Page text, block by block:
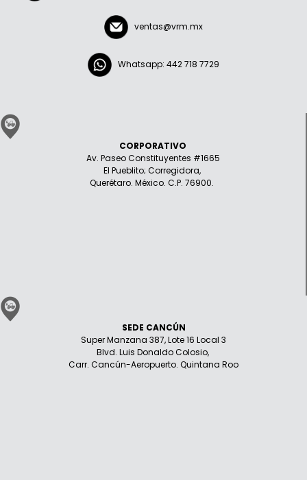
ventas@vrm.mx
Whatsapp: 442 718 7729
CORPORATIVO
Av. Paseo Constituyentes #1665
El Pueblito; Corregidora,
Querétaro. México. C.P. 76900.
SEDE CANCÚN
Super Manzana 387, Lote 16 Local 3
Blvd. Luis Donaldo Colosio,
Carr. Cancún-Aeropuerto. Quintana Roo